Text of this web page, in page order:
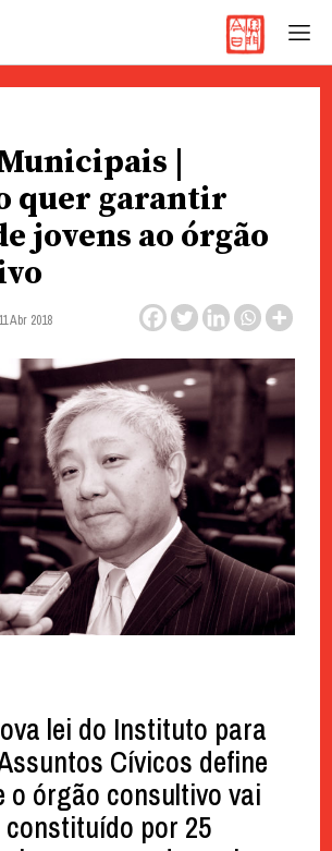
|
quer garantir
jovens ao órgão
11 Abr 2018
lei do Instituto para
Cívicos define
o órgão consultivo vai
constituído por 25